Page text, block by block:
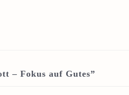
– Fokus auf Gutes”